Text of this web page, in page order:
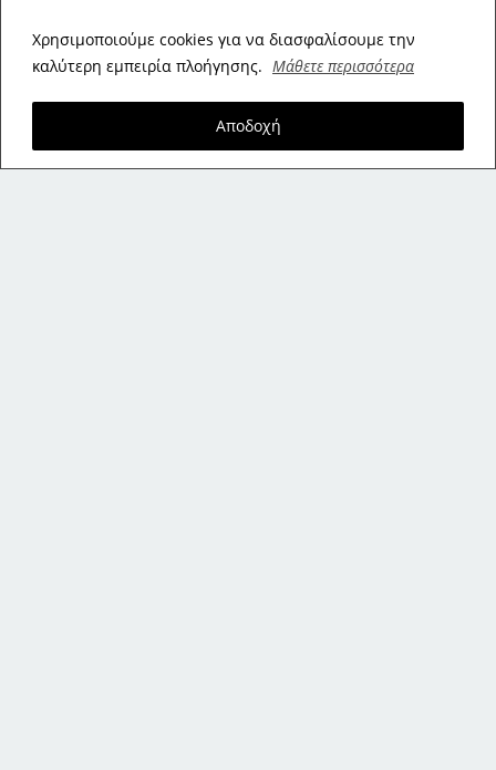
Xρησιμοποιούμε cookies για να διασφαλίσουμε την
καλύτερη εμπειρία πλοήγησης. Μάθετε περισσότερα
Αποδοχή
Ιανουάριος 2018
Δεκέμβριος 2017
Σεπτέμβριος 2017
Αύγουστος 2017